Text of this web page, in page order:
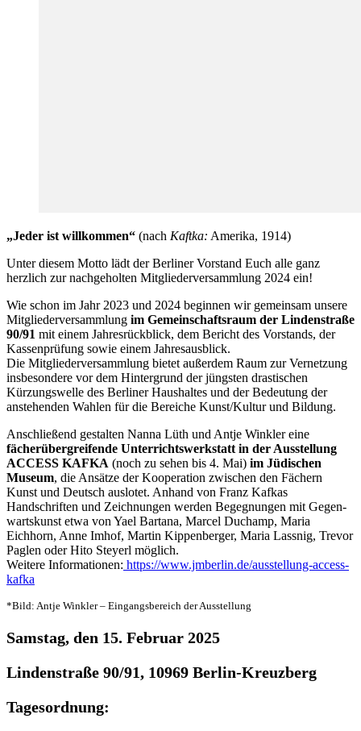
„Jeder ist willkommen“ (nach Kaftka: Amerika, 1914)
Unter diesem Motto lädt der Berliner Vorstand Euch alle ganz
herzlich zur nachgeholten Mitgliederversammlung 2024 ein!
Wie schon im Jahr 2023 und 2024 beginnen wir gemeinsam unsere
Mitgliederversammlung im Gemeinschaftsraum der Lindenstraße
90/91 mit einem Jahresrückblick, dem Bericht des Vorstands, der
Kassenprüfung sowie einem Jahresausblick.
Die Mitgliederversammlung bietet außerdem Raum zur Vernetzung
insbesondere vor dem Hintergrund der jüngsten drastischen
Kürzungswelle des Berliner Haushaltes und der Bedeutung der
anstehenden Wahlen für die Bereiche Kunst/Kultur und Bildung.
Anschließend gestalten Nanna Lüth und Antje Winkler eine
fächerübergreifende Unterrichtswerkstatt in der Ausstellung
ACCESS KAFKA (noch zu sehen bis 4. Mai) im Jüdischen
Museum, die Ansätze der Kooperation zwischen den Fächern
Kunst und Deutsch auslotet. Anhand von Franz Kafkas
Handschriften und Zeichnungen werden Begegnungen mit Gegen­
warts­kunst etwa von Yael Bartana, Marcel Duchamp, Maria
Eichhorn, Anne Imhof, Martin Kippen­berger, Maria Lassnig, Trevor
Paglen oder Hito Steyerl möglich.
Weitere Informationen: https://www.jmberlin.de/ausstellung-access-
kafka
*Bild: Antje Winkler – Eingangsbereich der Ausstellung
Samstag, den 15. Februar 2025
Lindenstraße 90/91, 10969 Berlin-Kreuzberg
Tagesordnung: